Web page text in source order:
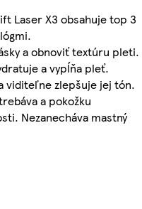
Laser X3 obsahuje top 3
a obnoviť textúru pleti.
a vypĺňa pleť.
viditeľne zlepšuje jej tón.
a pokožku
Nezanecháva mastný